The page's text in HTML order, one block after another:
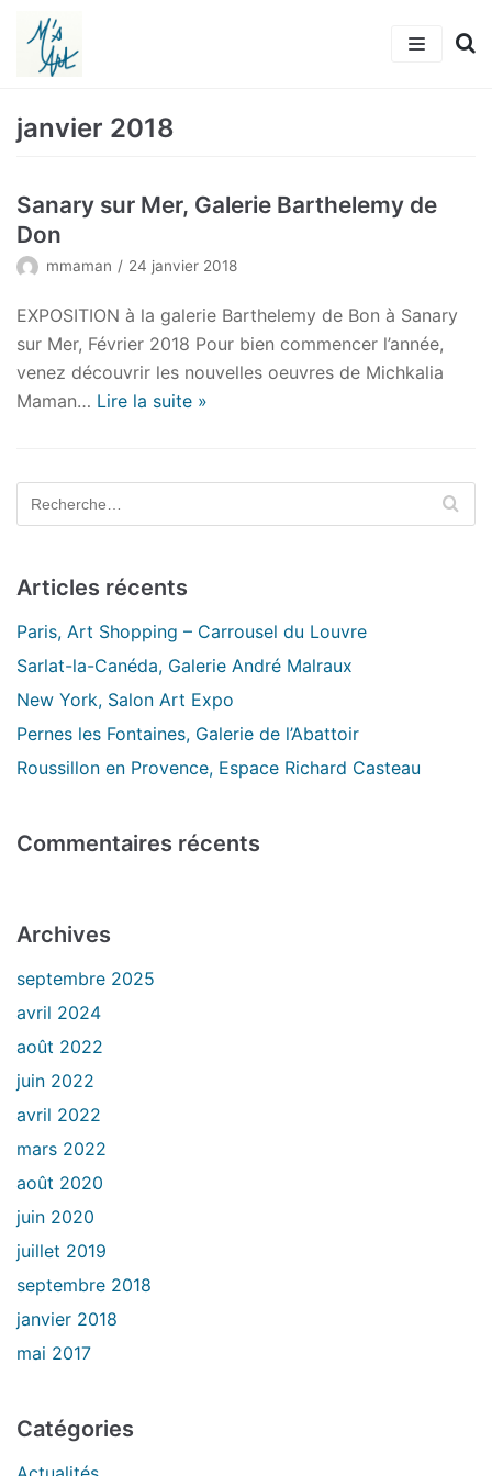
Aller
au
contenu
Accueil
Tableaux
Actualités
Michkalia’s Art
Adhérer
Contact
janvier 2018
Sanary sur Mer, Galerie Barthelemy de
Don
mmaman 24 janvier 2018
EXPOSITION à la galerie Barthelemy de Bon à Sanary
sur Mer, Février 2018 Pour bien commencer l’année,
venez découvrir les nouvelles oeuvres de Michkalia
Maman… Lire la suite »
Articles récents
Paris, Art Shopping – Carrousel du Louvre
Sarlat-la-Canéda, Galerie André Malraux
New York, Salon Art Expo
Pernes les Fontaines, Galerie de l’Abattoir
Roussillon en Provence, Espace Richard Casteau
Commentaires récents
Archives
septembre 2025
avril 2024
août 2022
juin 2022
avril 2022
mars 2022
août 2020
juin 2020
juillet 2019
septembre 2018
janvier 2018
mai 2017
Catégories